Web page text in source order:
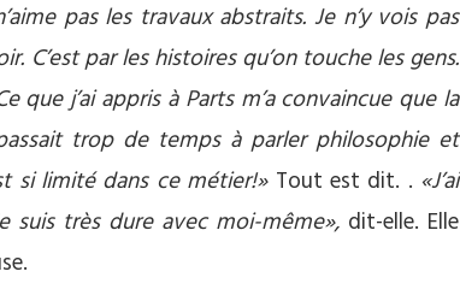
pas les travaux abstraits. Je n’y vois pas
C’est par les histoires qu’on touche les gens.
j’ai appris à Parts m’a convaincue que la
trop de temps à parler philosophie et
si limité dans ce métier!» Tout est dit. . «J’ai
suis très dure avec moi-même», dit-elle. Elle